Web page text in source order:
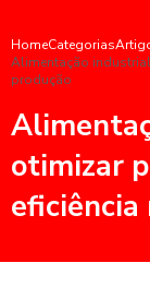
HomeCategorias
Alimentação
produção
otimizar
eficiência